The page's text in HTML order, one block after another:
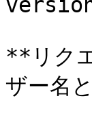
**リク
ザー名